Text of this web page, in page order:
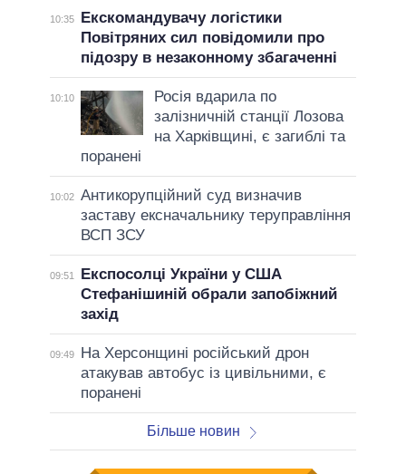
10:35
Екскомандувачу логістики
Повітряних сил повідомили про
підозру в незаконному збагаченні
10:10
Росія вдарила по
залізничній станції Лозова
на Харківщині, є загиблі та
поранені
10:02 Антикорупційний суд визначив
заставу ексначальнику теруправління
ВСП ЗСУ
09:51
Експосолці України у США
Стефанішиній обрали запобіжний
захід
09:49
На Херсонщині російський дрон
атакував автобус із цивільними, є
поранені
Більше новин